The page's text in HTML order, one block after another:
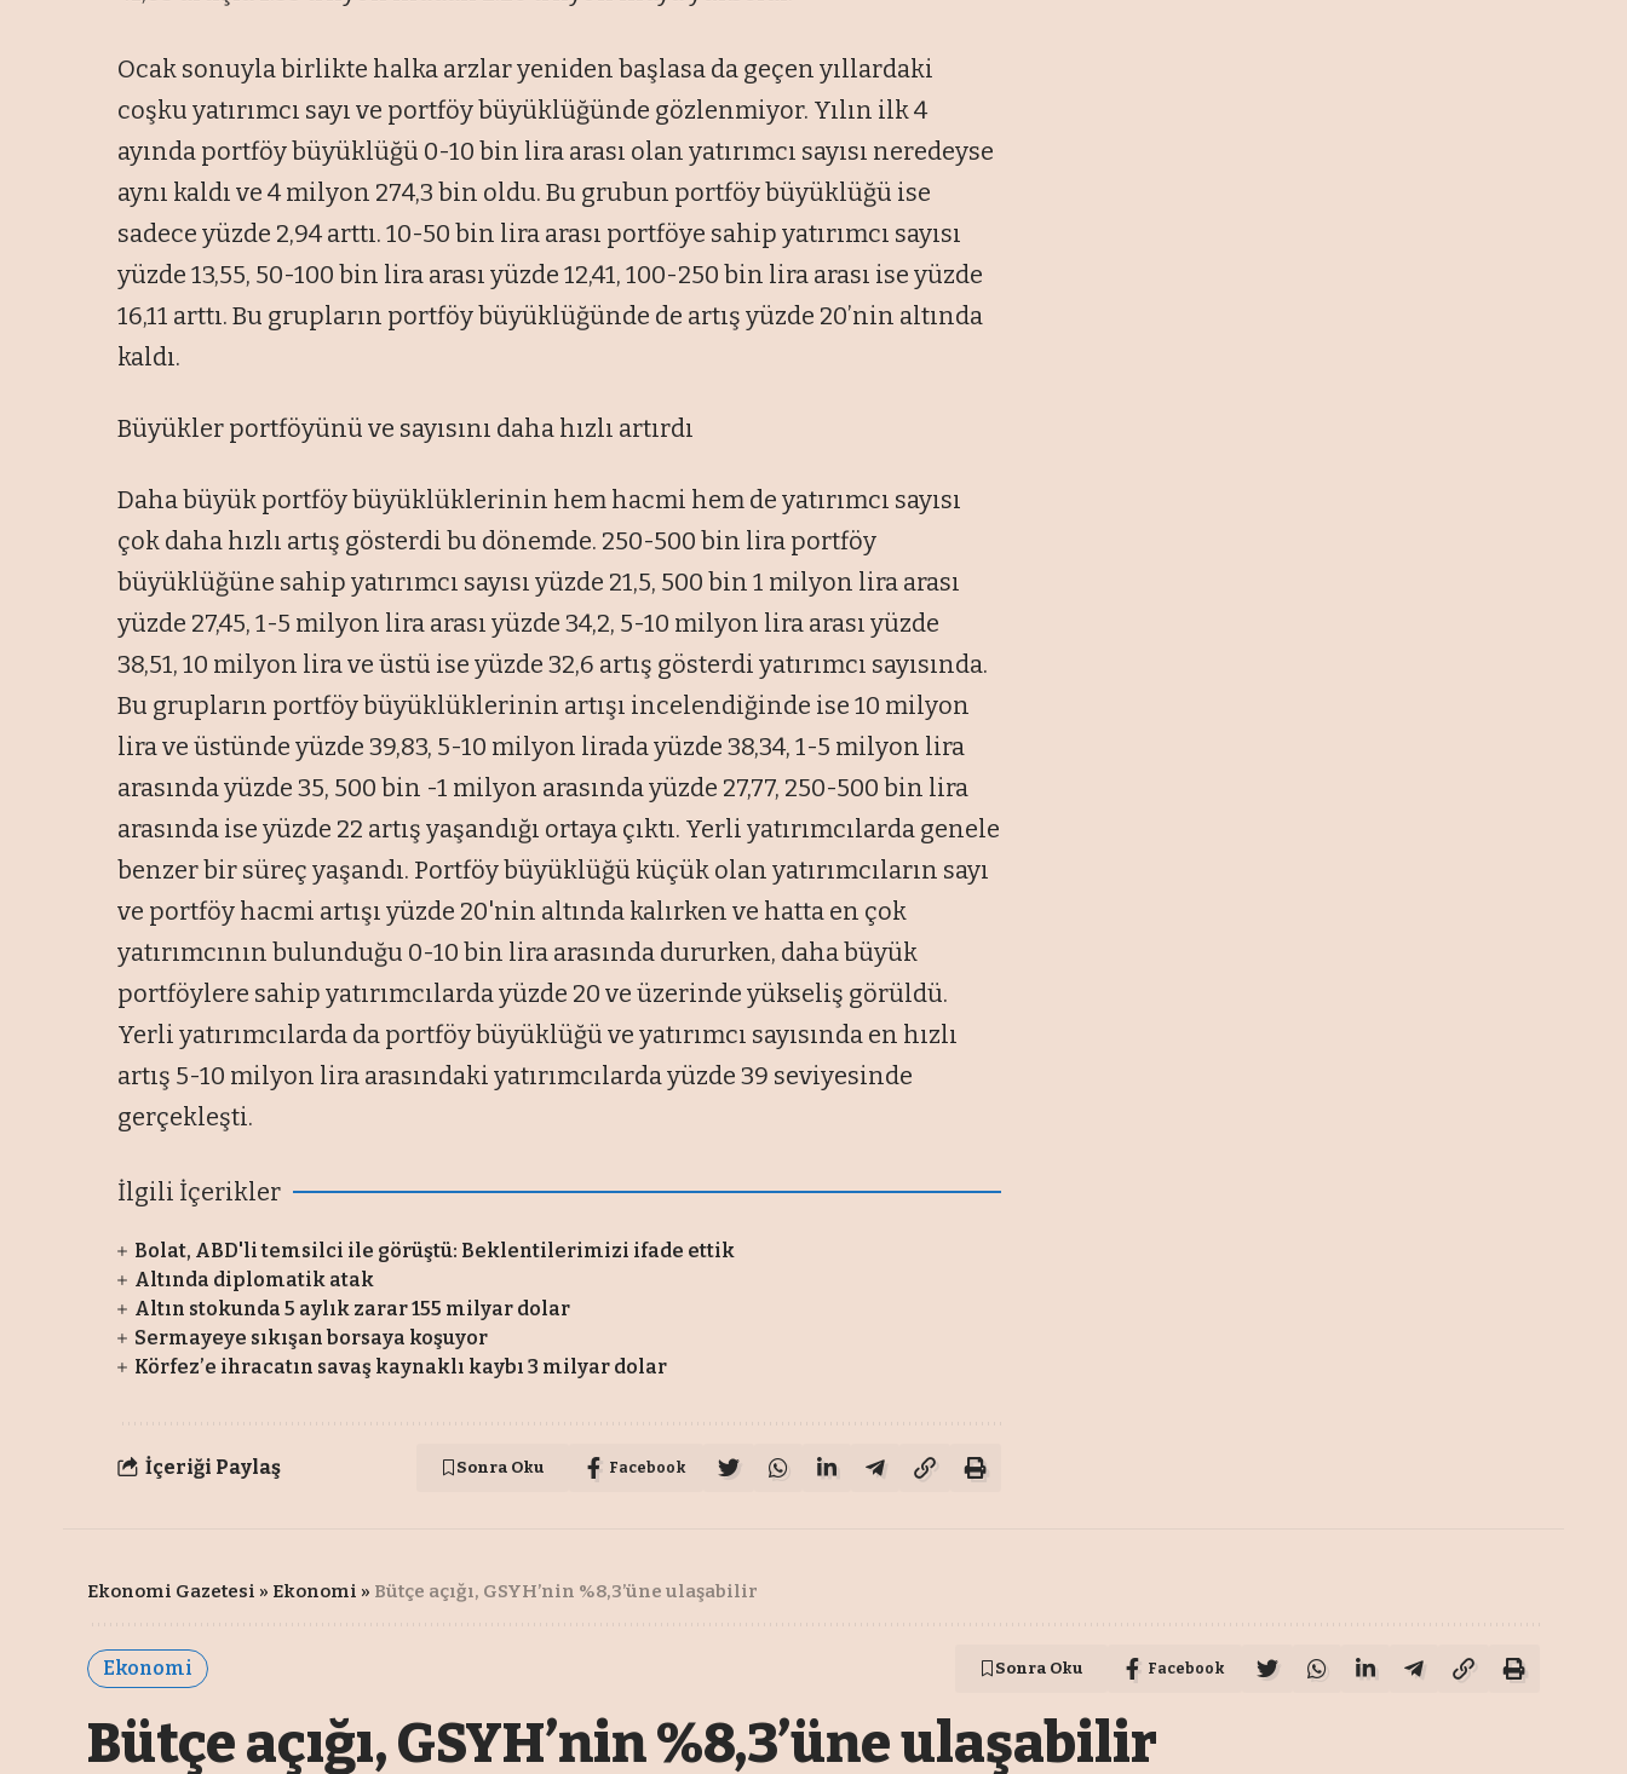
Ocak sonuyla birlikte halka arzlar yeniden başlasa da geçen yıllardaki
coşku yatırımcı sayı ve portföy büyüklüğünde gözlenmiyor. Yılın ilk 4
ayında portföy büyüklüğü 0-10 bin lira arası olan yatırımcı sayısı neredeyse
aynı kaldı ve 4 milyon 274,3 bin oldu. Bu grubun portföy büyüklüğü ise
sadece yüzde 2,94 arttı. 10-50 bin lira arası portföye sahip yatırımcı sayısı
yüzde 13,55, 50-100 bin lira arası yüzde 12,41, 100-250 bin lira arası ise yüzde
16,11 arttı. Bu grupların portföy büyüklüğünde de artış yüzde 20’nin altında
kaldı.
Büyükler portföyünü ve sayısını daha hızlı artırdı
Daha büyük portföy büyüklüklerinin hem hacmi hem de yatırımcı sayısı
çok daha hızlı artış gösterdi bu dönemde. 250-500 bin lira portföy
büyüklüğüne sahip yatırımcı sayısı yüzde 21,5, 500 bin 1 milyon lira arası
yüzde 27,45, 1-5 milyon lira arası yüzde 34,2, 5-10 milyon lira arası yüzde
38,51, 10 milyon lira ve üstü ise yüzde 32,6 artış gösterdi yatırımcı sayısında.
Bu grupların portföy büyüklüklerinin artışı incelendiğinde ise 10 milyon
lira ve üstünde yüzde 39,83, 5-10 milyon lirada yüzde 38,34, 1-5 milyon lira
arasında yüzde 35, 500 bin -1 milyon arasında yüzde 27,77, 250-500 bin lira
arasında ise yüzde 22 artış yaşandığı ortaya çıktı. Yerli yatırımcılarda genele
benzer bir süreç yaşandı. Portföy büyüklüğü küçük olan yatırımcıların sayı
ve portföy hacmi artışı yüzde 20'nin altında kalırken ve hatta en çok
yatırımcının bulunduğu 0-10 bin lira arasında dururken, daha büyük
portföylere sahip yatırımcılarda yüzde 20 ve üzerinde yükseliş görüldü.
Yerli yatırımcılarda da portföy büyüklüğü ve yatırımcı sayısında en hızlı
artış 5-10 milyon lira arasındaki yatırımcılarda yüzde 39 seviyesinde
gerçekleşti.
İlgili İçerikler
Bolat, ABD'li temsilci ile görüştü: Beklentilerimizi ifade ettik
Altında diplomatik atak
Altın stokunda 5 aylık zarar 155 milyar dolar
Sermayeye sıkışan borsaya koşuyor
Körfez’e ihracatın savaş kaynaklı kaybı 3 milyar dolar
İçeriği Paylaş Sonra Oku Facebook
Ekonomi Gazetesi » Ekonomi » Bütçe açığı, GSYH’nin %8,3’üne ulaşabilir
Ekonomi Sonra Oku Facebook
Bütçe açığı, GSYH’nin %8,3’üne ulaşabilir